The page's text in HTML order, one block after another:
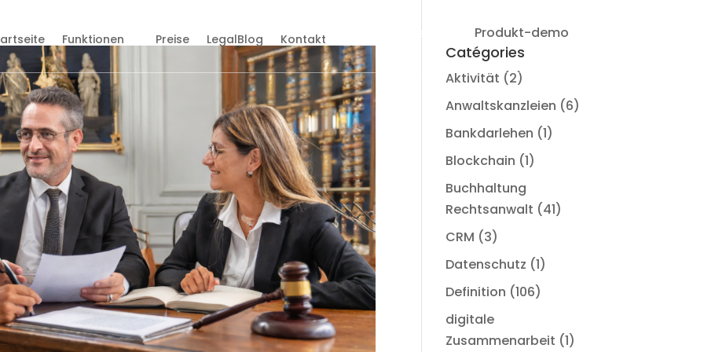
Funktionen Preise LegalBlog Kontakt einloggen Produkt-demo
Catégories
Aktivität (2)
Anwaltskanzleien (6)
Bankdarlehen (1)
Blockchain (1)
Buchhaltung
Rechtsanwalt (41)
CRM (3)
Datenschutz (1)
Definition (106)
digitale
Zusammenarbeit (1)